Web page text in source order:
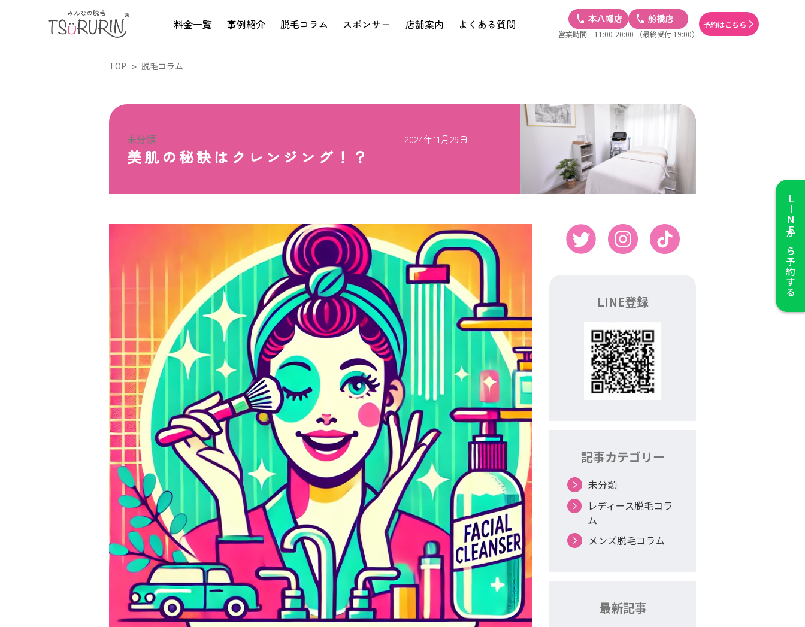
料金一覧 事例紹介 脱毛コラム スポンサー 店舗案内 よくある質問
営業時間 11:00-20:00 （最終受付 19:00）
予約はこちら
LINE
から予約する
TOP 脱毛コラム
未分類 2024年11月29日
美肌の秘訣はクレンジング！？
LINE登録
記事カテゴリー
未分類
レディース脱毛コラ
ム
メンズ脱毛コラム
最新記事